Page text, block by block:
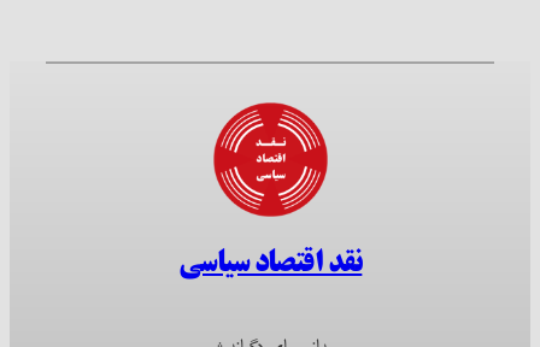
نقد اقتصاد سیاسی